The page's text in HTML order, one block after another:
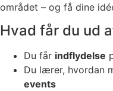
området – og få dine
Hvad får du ud
Du får indflydelse
Du lærer, hvordan
events